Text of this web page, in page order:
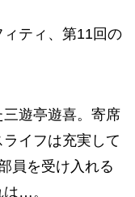
ティ、第11回の
遊亭遊喜。寄席
イフは充実して
員を受け入れる
…。